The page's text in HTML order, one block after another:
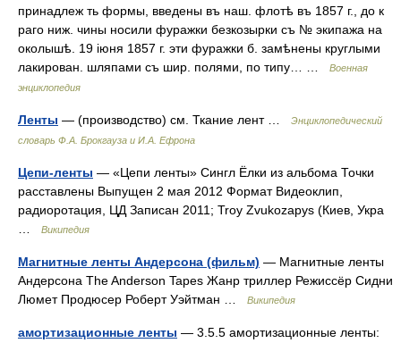
принадлеж ть формы, введены въ наш. флотѣ въ 1857 г., до к
раго ниж. чины носили фуражки безкозырки съ № экипажа на
околышѣ. 19 іюня 1857 г. эти фуражки б. замѣнены круглыми
лакирован. шляпами съ шир. полями, по типу… …
Военная
энциклопедия
Ленты — (производство) см. Ткание лент …
Энциклопедический
словарь Ф.А. Брокгауза и И.А. Ефрона
Цепи-ленты — «Цепи ленты» Сингл Ёлки из альбома Точки
расставлены Выпущен 2 мая 2012 Формат Видеоклип,
радиоротация, ЦД Записан 2011; Troy Zvukozapys (Киев, Укра
Википедия
Магнитные ленты Андерсона (фильм) — Магнитные ленты
Андерсона The Anderson Tapes Жанр триллер Режиссёр Сидни
Люмет Продюсер Роберт Уэйтман …
Википедия
амортизационные ленты — 3.5.5 амортизационные ленты: